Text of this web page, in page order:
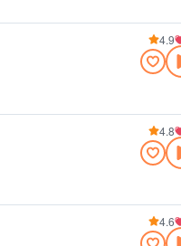
4.9
4.8
4.6